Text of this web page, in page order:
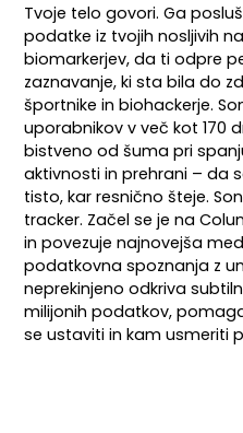
Tvoje telo govori. Ga
podatke iz tvojih nosljivih
biomarkerjev, da ti odpre
zaznavanje, ki sta bila do
športnike in biohackerje.
uporabnikov v več kot 170
bistveno od šuma pri
aktivnosti in prehrani – da
tisto, kar resnično šteje.
tracker. Začel se je na
in povezuje najnovejša
podatkovna spoznanja z
neprekinjeno odkriva
milijonih podatkov,
se ustaviti in kam usmeriti